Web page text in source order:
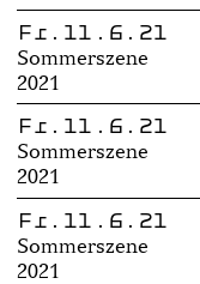
Fr.11.6.21
Sommerszene
2021
Fr.11.6.21
Sommerszene
2021
Fr.11.6.21
Sommerszene
2021